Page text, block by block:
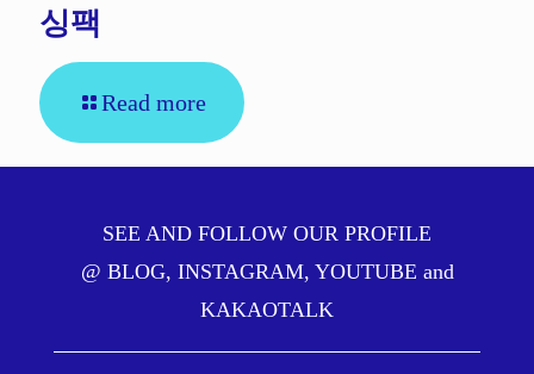
싱팩
Read more
SEE AND FOLLOW OUR PROFILE
@ BLOG, INSTAGRAM, YOUTUBE and
KAKAOTALK